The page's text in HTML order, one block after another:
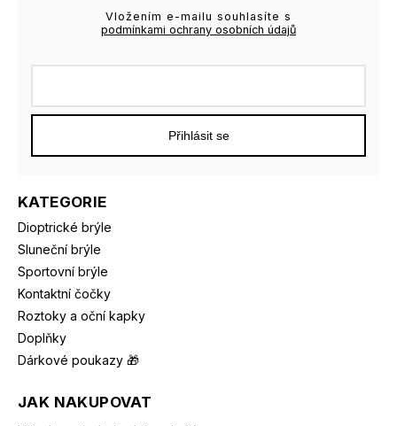
KATEGORIE
Dioptrické brýle
Sluneční brýle
Sportovní brýle
Kontaktní čočky
Roztoky a oční kapky
Doplňky
Dárkové poukazy 🎁
JAK NAKUPOVAT
Vložením e-mailu souhlasíte s
podmínkami ochrany osobních údajů
Přihlásit se